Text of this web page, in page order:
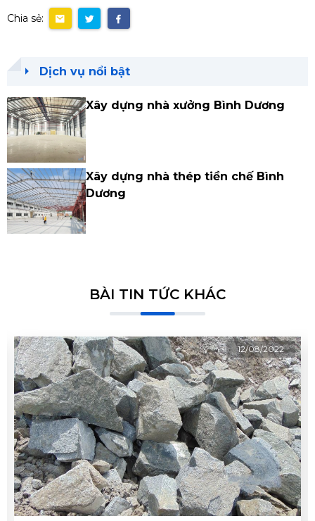
Chia sẻ:
Dịch vụ nổi bật
Xây dựng nhà xưởng Bình Dương
Xây dựng nhà thép tiền chế Bình
Dương
BÀI TIN TỨC KHÁC
12/08/2022